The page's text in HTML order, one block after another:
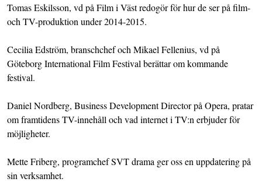
Tomas Eskilsson, vd på Film i Väst redogör för hur de ser på film-
och TV-produktion under 2014-2015.
Cecilia Edström, branschchef och Mikael Fellenius, vd på
Göteborg International Film Festival berättar om kommande
festival.
Daniel Nordberg, Business Development Director på Opera, pratar
om framtidens TV-innehåll och vad internet i TV:n erbjuder för
möjligheter.
Mette Friberg, programchef SVT drama ger oss en uppdatering på
sin verksamhet.